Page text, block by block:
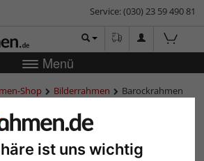
ist uns wichtig
Service: (030) 23 59 490 81
Menü
Shop Bilderrahmen
Barockrahmen
PRAGUE
5,2